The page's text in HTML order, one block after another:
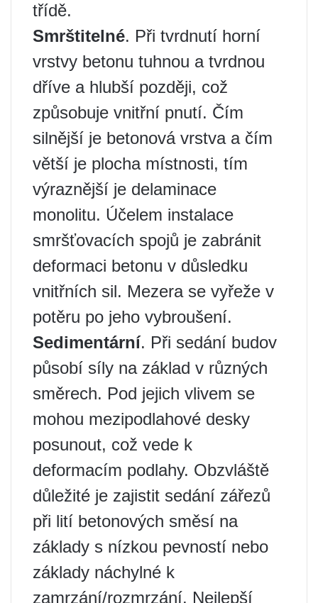
třídě.
Smrštitelné. Při tvrdnutí horní
vrstvy betonu tuhnou a tvrdnou
dříve a hlubší později, což
způsobuje vnitřní pnutí. Čím
silnější je betonová vrstva a čím
větší je plocha místnosti, tím
výraznější je delaminace
monolitu. Účelem instalace
smršťovacích spojů je zabránit
deformaci betonu v důsledku
vnitřních sil. Mezera se vyřeže v
potěru po jeho vybroušení.
Sedimentární. Při sedání budov
působí síly na základ v různých
směrech. Pod jejich vlivem se
mohou mezipodlahové desky
posunout, což vede k
deformacím podlahy. Obzvláště
důležité je zajistit sedání zářezů
při lití betonových směsí na
základy s nízkou pevností nebo
základy náchylné k
zamrzání/rozmrzání. Nejlepší